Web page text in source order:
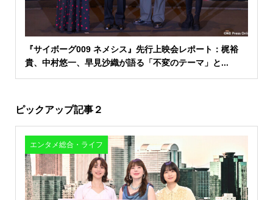
『サイボーグ009 ネメシス』先行上映会レポート：梶裕
貴、中村悠一、早見沙織が語る「不変のテーマ」と...
ピックアップ記事２
エンタメ総合・ライフ